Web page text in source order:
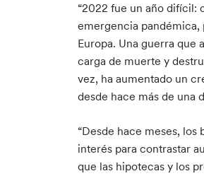
“2022 fue un año difícil:
emergencia pandémica,
Europa. Una guerra que
carga de muerte y
vez, ha aumentado un
desde hace más de una
“Desde hace meses, los
interés para contrastar
que las hipotecas y los